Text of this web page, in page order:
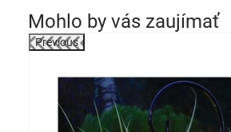
Mohlo by vás zaujímať
Previous